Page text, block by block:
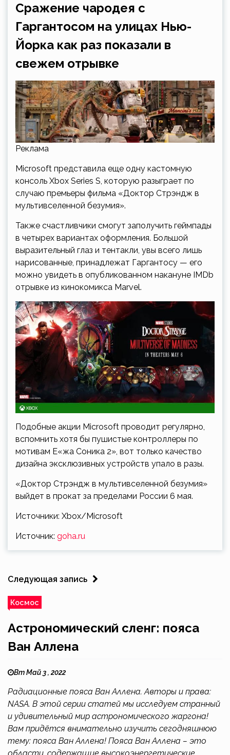
Сражение чародея с
Гаргантосом на улицах Нью-
Йорка как раз показали в
свежем отрывке
Реклама
Microsoft представила еще одну кастомную
консоль Xbox Series S, которую разыграет по
случаю премьеры фильма «Доктор Стрэндж в
мультивселенной безумия».
Также счастливчики смогут заполучить геймпады
в четырех вариантах оформления. Большой
выразительный глаз и тентакли, увы всего лишь
нарисованные, принадлежат Гаргантосу — его
можно увидеть в опубликованном накануне IMDb
отрывке из кинокомикса Marvel.
Подобные акции Microsoft проводит регулярно,
вспомнить хотя бы пушистые контроллеры по
мотивам Е«жа Соника 2», вот только качество
дизайна эксклюзивных устройств упало в разы.
«Доктор Стрэндж в мультивселенной безумия»
выйдет в прокат за пределами России 6 мая.
Источники: Xbox/Microsoft
Источник: goha.ru
Следующая запись
Космос
Астрономический сленг: пояса
Ван Аллена
Вт Май 3 , 2022
Радиационные пояса Ван Аллена. Авторы и права:
NASA. В этой серии статей мы исследуем странный
и удивительный мир астрономического жаргона!
Вам придётся внимательно изучить сегодняшнюю
тему: пояса Ван Аллена! Пояса Ван Аллена – это